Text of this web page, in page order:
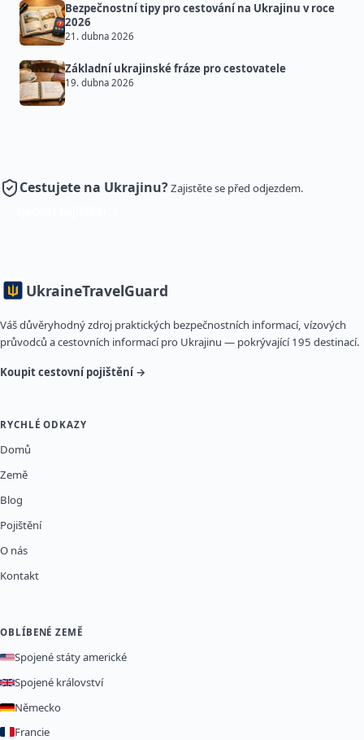
Bezpečnostní tipy pro cestování na Ukrajinu v roce
2026
21. dubna 2026
Základní ukrajinské fráze pro cestovatele
19. dubna 2026
Cestujete na Ukrajinu?Zajistěte se před odjezdem.
UkraineTravelGuard
Váš důvěryhodný zdroj praktických bezpečnostních informací, vízových
průvodců a cestovních informací pro Ukrajinu — pokrývající 195 destinací.
Koupit cestovní pojištění →
RYCHLÉ ODKAZY
Domů
Země
Blog
Pojištění
O nás
Kontakt
OBLÍBENÉ ZEMĚ
Spojené státy americké
Spojené království
Německo
Francie